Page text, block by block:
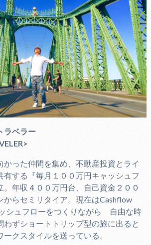
ラベラー
かった仲間を集め、不動産投資とライ
有する『毎月１００万円キャッシュフ
。年収４００万円台、自己資金２００
からセミリタイア。現在はCashflow
シュフローをつくりながら 自由な時
わずショートトリップ型の旅に出ると
クスタイルを送っている。